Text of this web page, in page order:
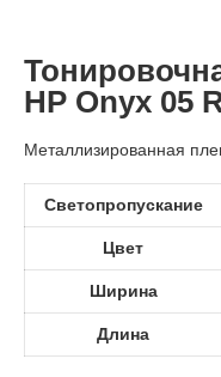
HP Onyx 05
Металлизированная
Светопропускание
Цвет
Ширина
Длина